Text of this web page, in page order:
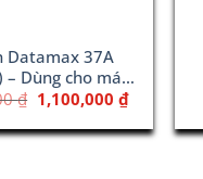
Datamax 37A
– Dùng cho máy
M631
₫ Giá
gốc
là:
1,320,000 ₫.
1,100,000 ₫Giá
tại
là: